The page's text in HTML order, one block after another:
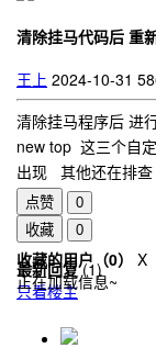
清除挂马代码后 重
王上 2024-10-31
清除挂马程序后 进
new top 这三个自
出现 其他还在排查
点赞
0
收藏
0
收藏的用户（0）
X
正在加载信息~
最新回复(1)
只看楼主